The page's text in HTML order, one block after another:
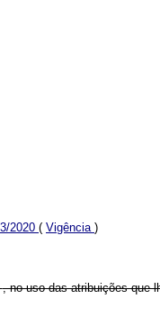
2020 ( Vigência )
, no uso das atribuições que